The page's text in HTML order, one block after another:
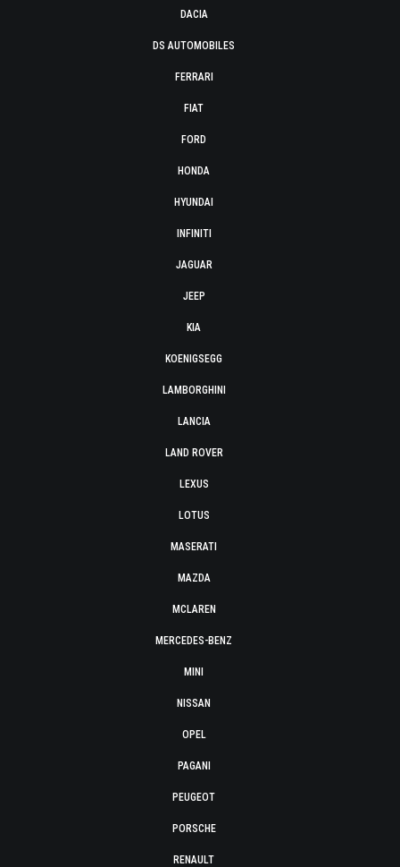
DACIA
DS AUTOMOBILES
FERRARI
FIAT
FORD
HONDA
HYUNDAI
INFINITI
JAGUAR
JEEP
KIA
KOENIGSEGG
LAMBORGHINI
LANCIA
LAND ROVER
LEXUS
LOTUS
MASERATI
MAZDA
MCLAREN
MERCEDES-BENZ
MINI
NISSAN
OPEL
PAGANI
PEUGEOT
PORSCHE
RENAULT